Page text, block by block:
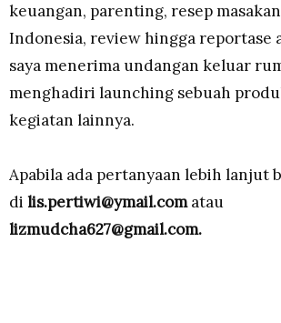
keuangan, parenting, resep
Indonesia, review hingga reportase
saya menerima undangan keluar
menghadiri launching sebuah
kegiatan lainnya.
Apabila ada pertanyaan lebih lanjut
di lis.pertiwi@ymail.comatau
lizmudcha627@gmail.com.